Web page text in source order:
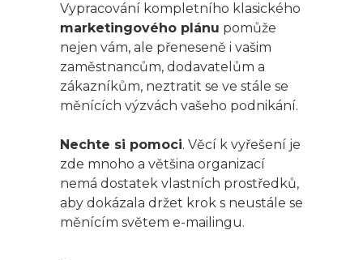
Vypracování kompletního klasického
marketingového plánu pomůže
nejen vám, ale přeneseně i vašim
zaměstnancům, dodavatelům a
zákazníkům, neztratit se ve stále se
měnících výzvách vašeho podnikání.
Nechte si pomoci. Věcí k vyřešení je
zde mnoho a většina organizací
nemá dostatek vlastních prostředků,
aby dokázala držet krok s neustále se
měnícím světem e-mailingu.